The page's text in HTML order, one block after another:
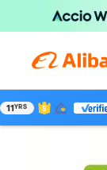
11YRS